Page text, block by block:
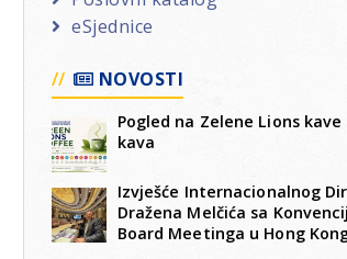
Kuglajmo
zajedno
zajedno
eSjednice
NOVOSTI
Pogled na Zelene Lions
kava
Izvješće Internacionalnog
Dražena Melčića sa
Board Meetinga u Hong